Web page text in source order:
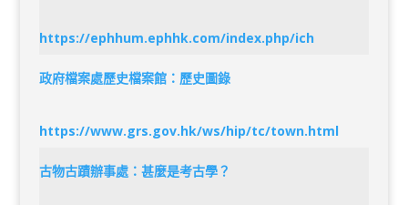
https://ephhum.ephhk.com/index.php/ich
政府檔案處歷史檔案館：歷史圖錄
https://www.grs.gov.hk/ws/hip/tc/town.html
古物古蹟辦事處：甚麼是考古學？